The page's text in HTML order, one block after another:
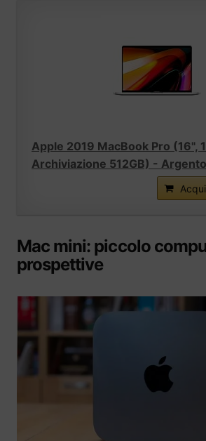
Apple 2019 MacBook Pro (16",
Archiviazione 512GB) - Argento
Mac mini: piccolo
prospettive